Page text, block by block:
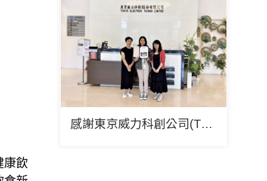
康飲
感謝東京威力科創公司(TEL)支持本會服務